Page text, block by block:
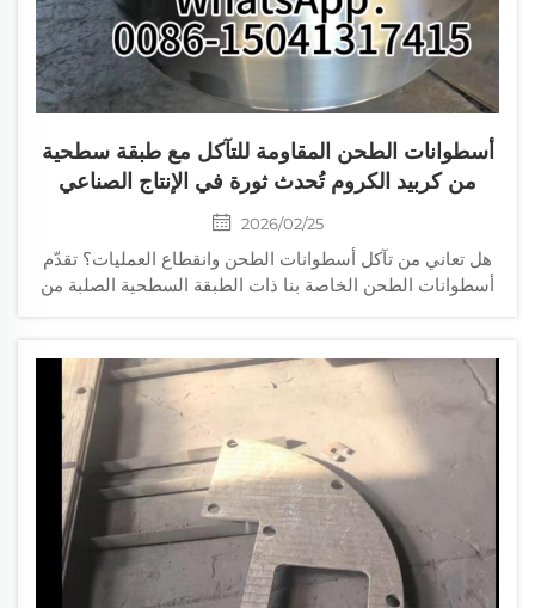
أسطوانات الطحن المقاومة للتآكل مع طبقة سطحية
من كربيد الكروم تُحدث ثورة في الإنتاج الصناعي
2026/02/25
هل تعاني من تآكل أسطوانات الطحن وانقطاع العمليات؟ تقدّم
أسطوانات الطحن الخاصة بنا ذات الطبقة السطحية الصلبة من
مستقرًّا في درجات الحرارة العالية. اطلب مواصفاتها اليوم.